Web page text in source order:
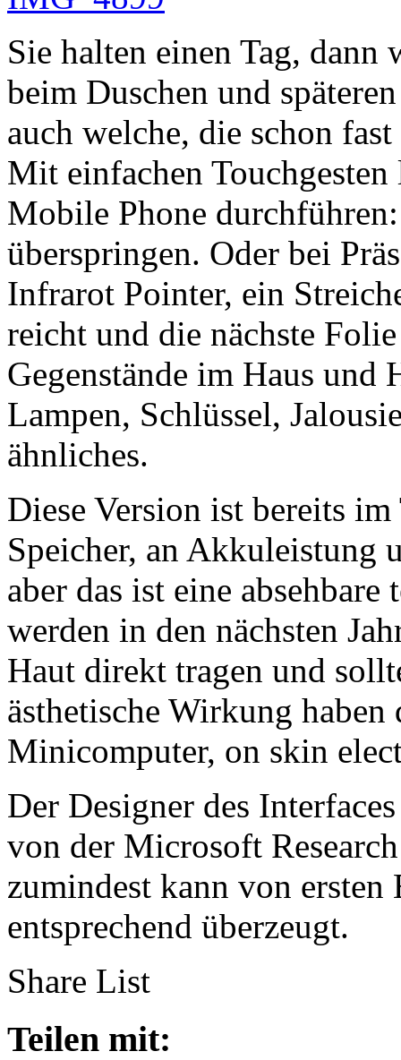
Sie halten einen Tag, dann
beim Duschen und
auch welche, die schon
Mit einfachen
Mobile Phone
überspringen. Oder bei
Infrarot Pointer, ein
reicht und die nächste
Gegenstände im Haus und
Lampen, Schlüssel,
ähnliches.
Diese Version ist bereits
Speicher, an Akkuleistung
aber das ist eine
werden in den nächsten
Haut direkt tragen und
ästhetische Wirkung
Minicomputer, on skin
Der Designer des
von der Microsoft
zumindest kann von ersten
entsprechend überzeugt.
Share List
Teilen mit: